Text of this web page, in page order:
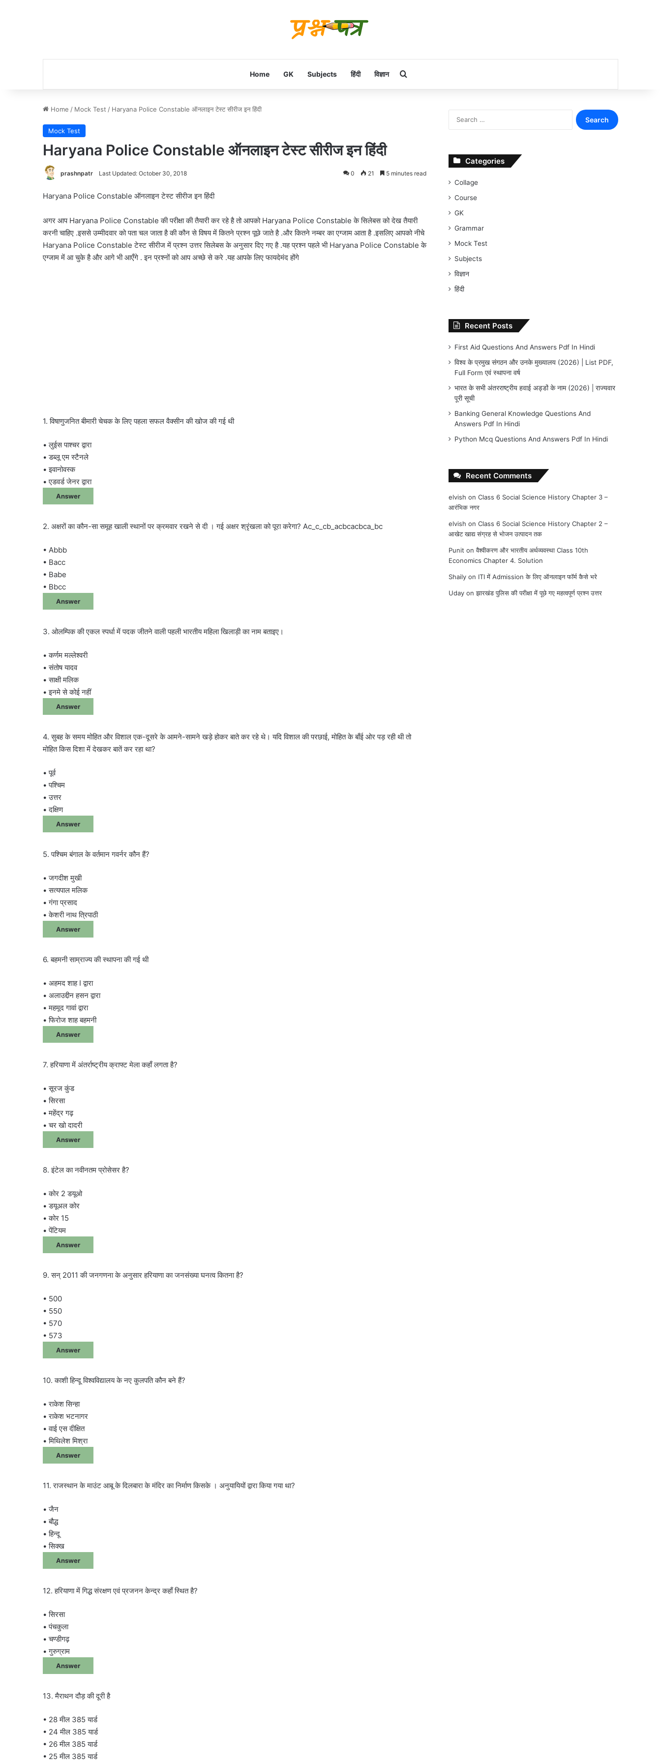
Home GK Subjects हिंदी विज्ञान Search for
Home / Mock Test / Haryana Police Constable ऑनलाइन टेस्ट सीरीज इन हिंदी
Mock Test
Haryana Police Constable ऑनलाइन टेस्ट सीरीज इन हिंदी
prashnpatr Last Updated: October 30, 2018 0 21 5 minutes read
Haryana Police Constable ऑनलाइन टेस्ट सीरीज इन हिंदी
अगर आप Haryana Police Constable की परीक्षा की तैयारी कर रहे है तो आपको Haryana Police Constable के सिलेबस को देख तैयारी
करनी चाहिए .इससे उम्मीदवार को पता चल जाता है की कौन से विषय में कितने प्रश्न पूछे जाते है .और कितने नम्बर का एग्जाम आता है .इसलिए आपको नीचे
Haryana Police Constable टेस्ट सीरीज में प्रश्न उत्तर सिलेबस के अनुसार दिए गए है .यह प्रश्न पहले भी Haryana Police Constable के
एग्जाम में आ चुके है और आगे भी आएँगे . इन प्रश्नों को आप अच्छे से करे .यह आपके लिए फायदेमंद होंगे
1. विषाणुजनित बीमारी चेचक के लिए पहला सफल वैक्सीन की खोज की गई थी
• लुईस पाश्चर द्वारा
• डब्लू एम स्टैनले
• इवानोवस्क
• एडवर्ड जेनर द्वारा
Answer
2. अक्षरों का कौन-सा समूह खाली स्थानों पर क्रमवार रखने से दी । गई अक्षर श्रृंखला को पूरा करेगा? Ac_c_cb_acbcacbca_bc
• Abbb
• Bacc
• Babe
• Bbcc
Answer
3. ओलम्पिक की एकल स्पर्धा में पदक जीतने वाली पहली भारतीय महिला खिलाड़ी का नाम बताइए।
• कर्णम मल्लेश्वरी
• संतोष यादव
• साक्षी मलिक
• इनमे से कोई नहीं
Answer
4. सुबह के समय मोहित और विशाल एक-दूसरे के आमने-सामने खड़े होकर बाते कर रहे थे। यदि विशाल की परछाई, मोहित के बाँई ओर पड़ रही थी तो
मोहित किस दिशा में देखकर बातें कर रहा था?
• पूर्व
• पश्चिम
• उत्तर
• दक्षिण
Answer
5. पश्चिम बंगाल के वर्तमान गवर्नर कौन हैं?
• जगदीश मुखी
• सत्यपाल मलिक
• गंगा प्रसाद
• केशरी नाथ त्रिपाठी
Answer
6. बहमनी साम्राज्य की स्थापना की गई थी
• अहमद शाह I द्वारा
• अलाउद्दीन हसन द्वारा
• महमूद गावां द्वारा
• फिरोज शाह बहमनी
Answer
7. हरियाणा में अंतर्राष्ट्रीय क्राफ्ट मेला कहाँ लगता है?
• सूरज कुंड
• सिरसा
• महेंद्र गढ़
• चर खो दादरी
Answer
8. इंटेल का नवीनतम प्रोसेसर है?
• कोर 2 डयूओ
• डयूअल कोर
• कोर 15
• पेंटियम
Answer
9. सन् 2011 की जनगणना के अनुसार हरियाणा का जनसंख्या घनत्व कितना है?
• 500
• 550
• 570
• 573
Answer
10. काशी हिन्दू विश्वविद्यालय के नए कुलपति कौन बने हैं?
• राकेश सिन्हा
• राकेश भटनागर
• वाई एस दीक्षित
• मिथिलेश मिश्रा
Answer
11. राजस्थान के माउंट आबू के दिलबारा के मंदिर का निर्माण किसके । अनुयायियों द्वारा किया गया था?
• जैन
• बौद्ध
• हिन्दू
• सिक्ख
Answer
12. हरियाणा में गिद्ध संरक्षण एवं प्रजनन केन्द्र कहाँ स्थित है?
• सिरसा
• पंचकुला
• चण्डीगढ़
• गुरुग्राम
Answer
13. मैराथन दौड़ की दूरी है
• 28 मील 385 यार्ड
• 24 मील 385 यार्ड
• 26 मील 385 यार्ड
• 25 मील 385 यार्ड
Search
for:
Categories
Collage
Course
GK
Grammar
Mock Test
Subjects
विज्ञान
हिंदी
Recent Posts
First Aid Questions And Answers Pdf In Hindi
विश्व के प्रमुख संगठन और उनके मुख्यालय (2026) | List PDF,
Full Form एवं स्थापना वर्ष
भारत के सभी अंतरराष्ट्रीय हवाई अड्डों के नाम (2026) | राज्यवार
पूरी सूची
Banking General Knowledge Questions And
Answers Pdf In Hindi
Python Mcq Questions And Answers Pdf In Hindi
Recent Comments
elvish onClass 6 Social Science History Chapter 3 –
आरंभिक नगर
elvish onClass 6 Social Science History Chapter 2 –
आखेट खाद्य संग्रह से भोजन उत्पादन तक
Punit onवैश्वीकरण और भारतीय अर्थव्यवस्था Class 10th
Economics Chapter 4. Solution
Shaily on ITI में Admission के लिए ऑनलाइन फॉर्म कैसे भरे
Uday onझारखंड पुलिस की परीक्षा में पूछे गए महत्वपूर्ण प्रश्न उत्तर